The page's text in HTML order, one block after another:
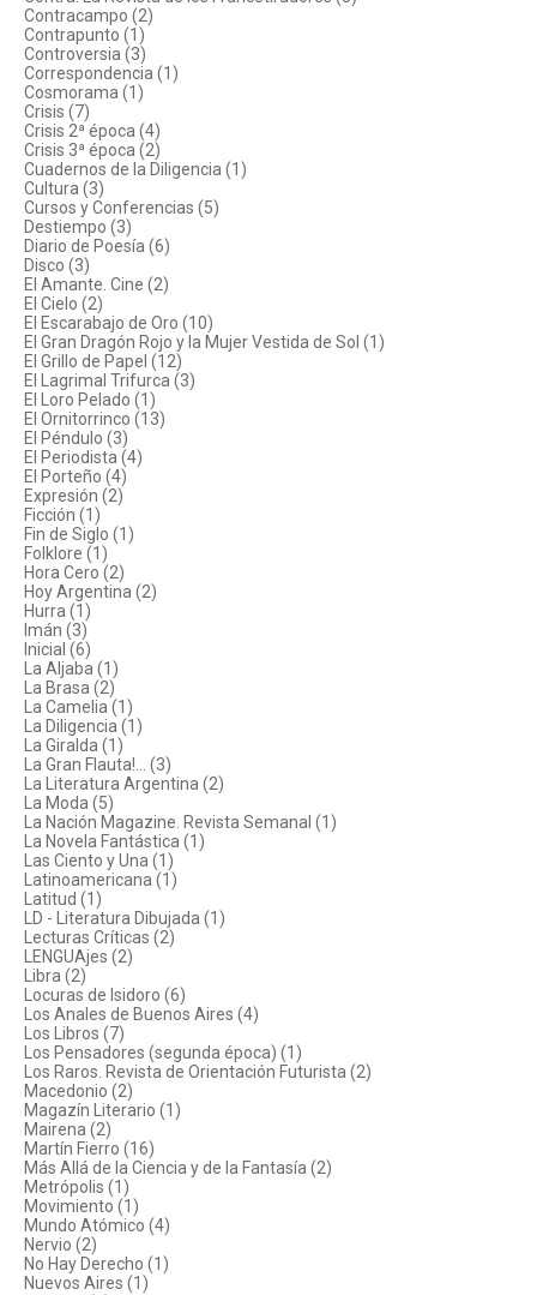
Contracampo (2)
Contrapunto (1)
Controversia (3)
Correspondencia (1)
Cosmorama (1)
Crisis (7)
Crisis 2ª época (4)
Crisis 3ª época (2)
Cuadernos de la Diligencia (1)
Cultura (3)
Cursos y Conferencias (5)
Destiempo (3)
Diario de Poesía (6)
Disco (3)
El Amante. Cine (2)
El Cielo (2)
El Escarabajo de Oro (10)
El Gran Dragón Rojo y la Mujer Vestida de Sol (1)
El Grillo de Papel (12)
El Lagrimal Trifurca (3)
El Loro Pelado (1)
El Ornitorrinco (13)
El Péndulo (3)
El Periodista (4)
El Porteño (4)
Expresión (2)
Ficción (1)
Fin de Siglo (1)
Folklore (1)
Hora Cero (2)
Hoy Argentina (2)
Hurra (1)
Imán (3)
Inicial (6)
La Aljaba (1)
La Brasa (2)
La Camelia (1)
La Diligencia (1)
La Giralda (1)
La Gran Flauta!... (3)
La Literatura Argentina (2)
La Moda (5)
La Nación Magazine. Revista Semanal (1)
La Novela Fantástica (1)
Las Ciento y Una (1)
Latinoamericana (1)
Latitud (1)
LD - Literatura Dibujada (1)
Lecturas Críticas (2)
LENGUAjes (2)
Libra (2)
Locuras de Isidoro (6)
Los Anales de Buenos Aires (4)
Los Libros (7)
Los Pensadores (segunda época) (1)
Los Raros. Revista de Orientación Futurista (2)
Macedonio (2)
Magazín Literario (1)
Mairena (2)
Martín Fierro (16)
Más Allá de la Ciencia y de la Fantasía (2)
Metrópolis (1)
Movimiento (1)
Mundo Atómico (4)
Nervio (2)
No Hay Derecho (1)
Nuevos Aires (1)